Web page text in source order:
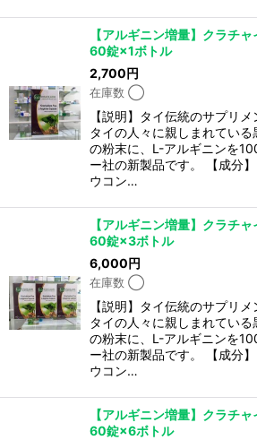
【アルギニン増量】クラチ
60錠×1ボトル
2,700円
在庫数 ◯
【説明】タイ伝統のサプリ
タイの人々に親しまれている
の粉末に、L-アルギニンを
ー社の新製品です。 【成分
ウコン…
【アルギニン増量】クラチ
60錠×3ボトル
6,000円
在庫数 ◯
【説明】タイ伝統のサプリ
タイの人々に親しまれている
の粉末に、L-アルギニンを
ー社の新製品です。 【成分
ウコン…
【アルギニン増量】クラチ
60錠×6ボトル